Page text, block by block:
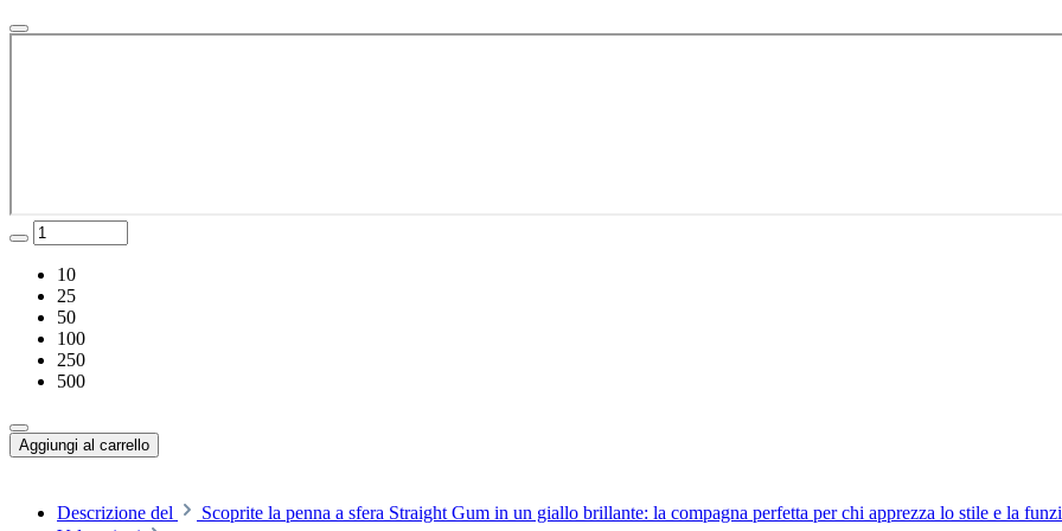
10
25
50
100
250
500
Aggiungi al carrello
Descrizione del Scoprite la penna a sfera Straight Gum in un giallo brillante: la compagna perfetta per chi apprezza lo stile e la